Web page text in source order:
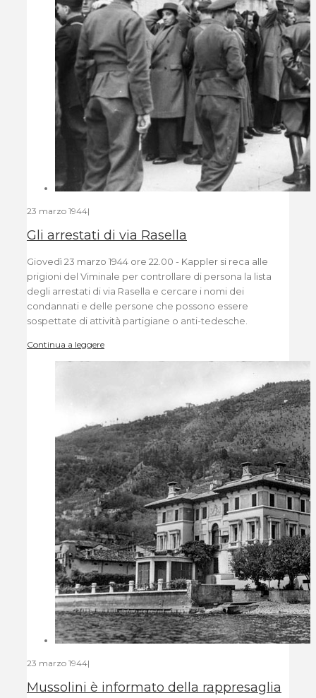
23 marzo 1944|
Gli arrestati di via Rasella
Giovedì 23 marzo 1944 ore 22.00 - Kappler si reca alle
prigioni del Viminale per controllare di persona la lista
degli arrestati di via Rasella e cercare i nomi dei
condannati e delle persone che possono essere
sospettate di attività partigiane o anti-tedesche.
Continua a leggere
23 marzo 1944|
Mussolini è informato della rappresaglia